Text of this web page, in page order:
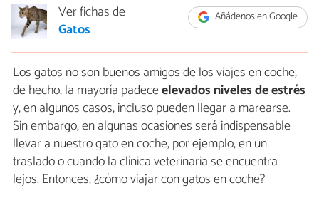
Añádenos en Google
Ver fichas de
Gatos
Los gatos no son buenos amigos de los viajes en coche,
de hecho, la mayoría padeceelevados niveles de estrés
y, en algunos casos, incluso pueden llegar a marearse.
Sin embargo, en algunas ocasiones será indispensable
llevar a nuestro gato en coche, por ejemplo, en un
traslado o cuando la clínica veterinaria se encuentra
lejos. Entonces, ¿cómo viajar con gatos en coche?